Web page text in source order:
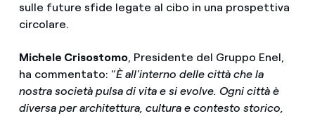
sulle future sfide legate al cibo in una prospettiva
circolare.
Michele Crisostomo, Presidente del Gruppo Enel,
ha commentato: “È all'interno delle città che la
nostra società pulsa di vita e si evolve. Ogni città è
diversa per architettura, cultura e contesto storico,